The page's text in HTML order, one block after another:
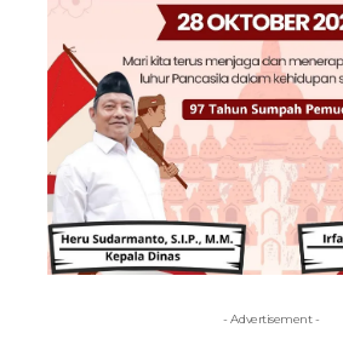
- Advertisement -